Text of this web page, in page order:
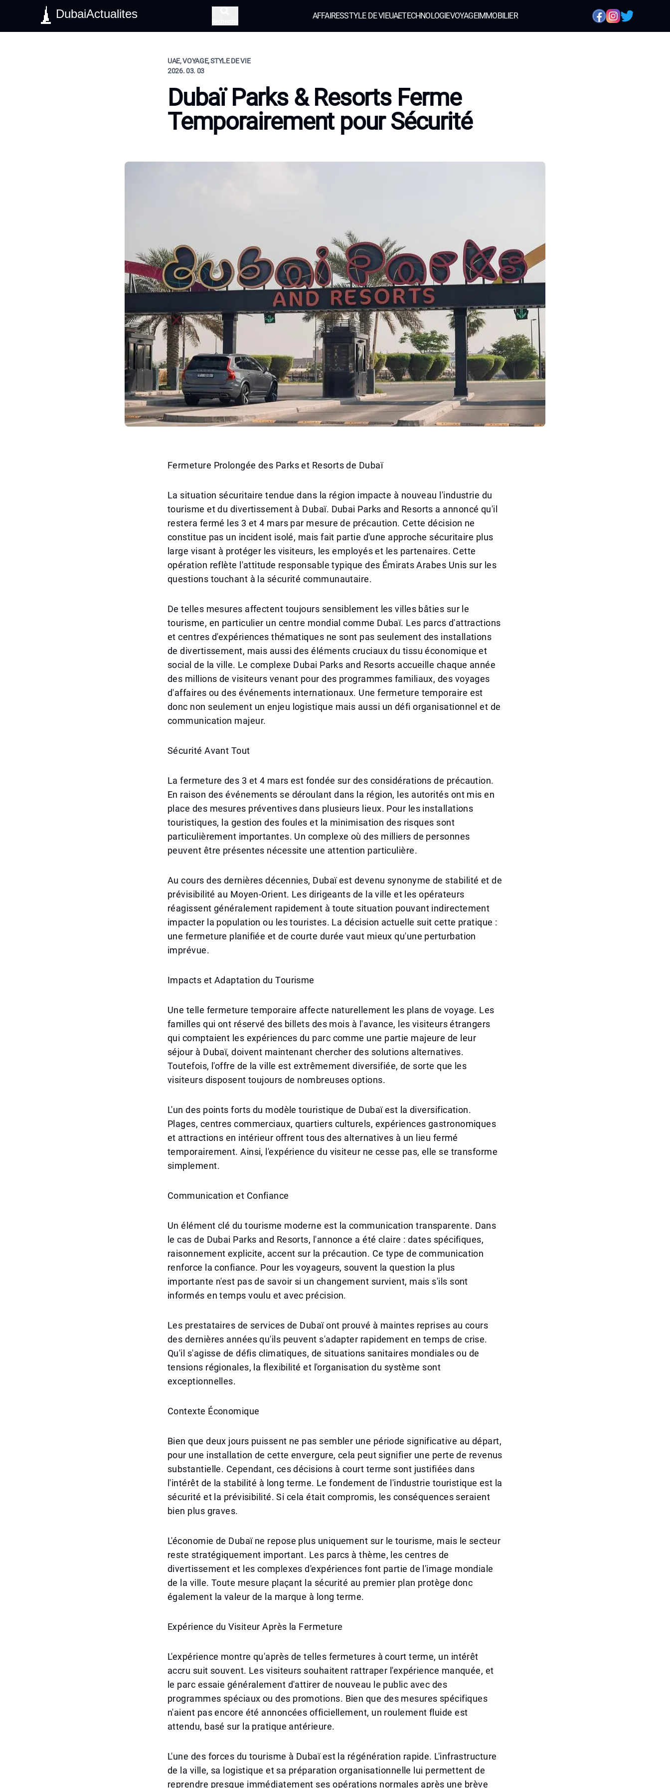
DubaiActualites AFFAIRESSTYLE DE VIEUAETECHNOLOGIEVOYAGEIMMOBILIER
UAE, VOYAGE, STYLE DE VIE
2026. 03. 03
Dubaï Parks & Resorts Ferme
Temporairement pour Sécurité
Fermeture Prolongée des Parks et Resorts de Dubaï
La situation sécuritaire tendue dans la région impacte à nouveau l'industrie du
tourisme et du divertissement à Dubaï. Dubai Parks and Resorts a annoncé qu'il
restera fermé les 3 et 4 mars par mesure de précaution. Cette décision ne
constitue pas un incident isolé, mais fait partie d'une approche sécuritaire plus
large visant à protéger les visiteurs, les employés et les partenaires. Cette
opération reflète l'attitude responsable typique des Émirats Arabes Unis sur les
questions touchant à la sécurité communautaire.
De telles mesures affectent toujours sensiblement les villes bâties sur le
tourisme, en particulier un centre mondial comme Dubaï. Les parcs d'attractions
et centres d'expériences thématiques ne sont pas seulement des installations
de divertissement, mais aussi des éléments cruciaux du tissu économique et
social de la ville. Le complexe Dubai Parks and Resorts accueille chaque année
des millions de visiteurs venant pour des programmes familiaux, des voyages
d'affaires ou des événements internationaux. Une fermeture temporaire est
donc non seulement un enjeu logistique mais aussi un défi organisationnel et de
communication majeur.
Sécurité Avant Tout
La fermeture des 3 et 4 mars est fondée sur des considérations de précaution.
En raison des événements se déroulant dans la région, les autorités ont mis en
place des mesures préventives dans plusieurs lieux. Pour les installations
touristiques, la gestion des foules et la minimisation des risques sont
particulièrement importantes. Un complexe où des milliers de personnes
peuvent être présentes nécessite une attention particulière.
Au cours des dernières décennies, Dubaï est devenu synonyme de stabilité et de
prévisibilité au Moyen-Orient. Les dirigeants de la ville et les opérateurs
réagissent généralement rapidement à toute situation pouvant indirectement
impacter la population ou les touristes. La décision actuelle suit cette pratique :
une fermeture planifiée et de courte durée vaut mieux qu'une perturbation
imprévue.
Impacts et Adaptation du Tourisme
Une telle fermeture temporaire affecte naturellement les plans de voyage. Les
familles qui ont réservé des billets des mois à l'avance, les visiteurs étrangers
qui comptaient les expériences du parc comme une partie majeure de leur
séjour à Dubaï, doivent maintenant chercher des solutions alternatives.
Toutefois, l'offre de la ville est extrêmement diversifiée, de sorte que les
visiteurs disposent toujours de nombreuses options.
L'un des points forts du modèle touristique de Dubaï est la diversification.
Plages, centres commerciaux, quartiers culturels, expériences gastronomiques
et attractions en intérieur offrent tous des alternatives à un lieu fermé
temporairement. Ainsi, l'expérience du visiteur ne cesse pas, elle se transforme
simplement.
Communication et Confiance
Un élément clé du tourisme moderne est la communication transparente. Dans
le cas de Dubai Parks and Resorts, l'annonce a été claire : dates spécifiques,
raisonnement explicite, accent sur la précaution. Ce type de communication
renforce la confiance. Pour les voyageurs, souvent la question la plus
importante n'est pas de savoir si un changement survient, mais s'ils sont
informés en temps voulu et avec précision.
Les prestataires de services de Dubaï ont prouvé à maintes reprises au cours
des dernières années qu'ils peuvent s'adapter rapidement en temps de crise.
Qu'il s'agisse de défis climatiques, de situations sanitaires mondiales ou de
tensions régionales, la flexibilité et l'organisation du système sont
exceptionnelles.
Contexte Économique
Bien que deux jours puissent ne pas sembler une période significative au départ,
pour une installation de cette envergure, cela peut signifier une perte de revenus
substantielle. Cependant, ces décisions à court terme sont justifiées dans
l'intérêt de la stabilité à long terme. Le fondement de l'industrie touristique est la
sécurité et la prévisibilité. Si cela était compromis, les conséquences seraient
bien plus graves.
L'économie de Dubaï ne repose plus uniquement sur le tourisme, mais le secteur
reste stratégiquement important. Les parcs à thème, les centres de
divertissement et les complexes d'expériences font partie de l'image mondiale
de la ville. Toute mesure plaçant la sécurité au premier plan protège donc
également la valeur de la marque à long terme.
Expérience du Visiteur Après la Fermeture
L'expérience montre qu'après de telles fermetures à court terme, un intérêt
accru suit souvent. Les visiteurs souhaitent rattraper l'expérience manquée, et
le parc essaie généralement d'attirer de nouveau le public avec des
programmes spéciaux ou des promotions. Bien que des mesures spécifiques
n'aient pas encore été annoncées officiellement, un roulement fluide est
attendu, basé sur la pratique antérieure.
L'une des forces du tourisme à Dubaï est la régénération rapide. L'infrastructure
de la ville, sa logistique et sa préparation organisationnelle lui permettent de
reprendre presque immédiatement ses opérations normales après une brève